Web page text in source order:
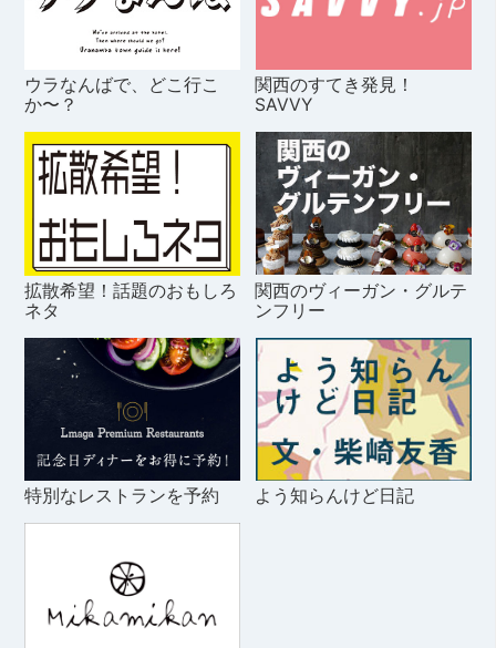
ウラなんばで、どこ行こ
か〜？
関西のすてき発見！
SAVVY
拡散希望！話題のおもしろ
ネタ
関西のヴィーガン・グルテ
ンフリー
特別なレストランを予約 よう知らんけど日記